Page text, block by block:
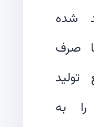
شده
صرف
به